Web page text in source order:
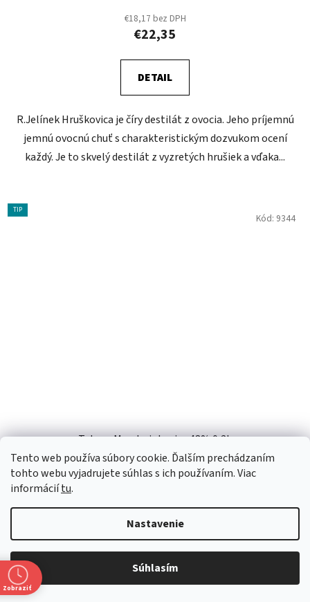
Tento web používa súbory cookie. Ďalším prechádzaním
tohto webu vyjadrujete súhlas s ich používaním. Viac
informáciítu.
Nastavenie
Súhlasím
€18,17 bez DPH
€22,35
DETAIL
R.Jelínek Hruškovica je číry destilát z ovocia. Jeho príjemnú
jemnú ovocnú chuť s charakteristickým dozvukom ocení
každý. Je to skvelý destilát z vyzretých hrušiek a vďaka...
TIP
Tatova Mandarinkovica 48% 0,2L
Skladem
€13,33 bez DPH
€16,40
DO KOŠÍKA
Kód: 9344
Zobraziť